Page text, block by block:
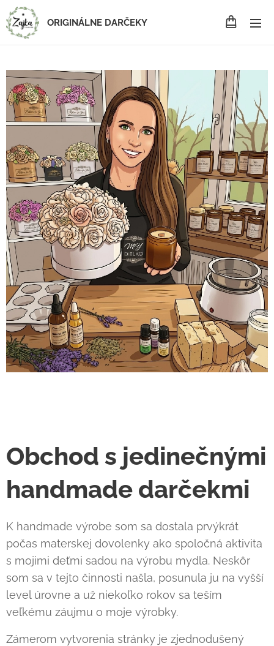
ORIGINÁLNE DARČEKY
Obchod s jedinečnými
handmade darčekmi
K handmade výrobe som sa dostala prvýkrát
počas materskej dovolenky ako spoločná aktivita
s mojimi deťmi sadou na výrobu mydla. Neskôr
som sa v tejto činnosti našla, posunula ju na vyšší
level úrovne a už niekoľko rokov sa teším
veľkému záujmu o moje výrobky.
Zámerom vytvorenia stránky je zjednodušený